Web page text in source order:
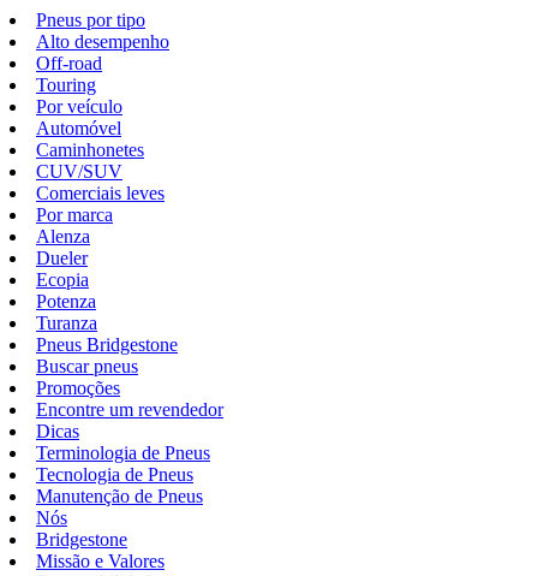
Pneus por tipo
Alto desempenho
Off-road
Touring
Por veículo
Automóvel
Caminhonetes
CUV/SUV
Comerciais leves
Por marca
Alenza
Dueler
Ecopia
Potenza
Turanza
Pneus Bridgestone
Buscar pneus
Promoções
Encontre um revendedor
Dicas
Terminologia de Pneus
Tecnologia de Pneus
Manutenção de Pneus
Nós
Bridgestone
Missão e Valores